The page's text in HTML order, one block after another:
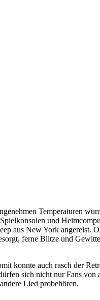
Temperaturen
und
aus New York angereist.
ferne Blitze und
konnte auch rasch der
sich nicht nur Fans
Lied probehören.